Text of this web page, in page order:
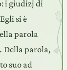
i giudizj di
Egli si è
parola
Della parola,
suo ad